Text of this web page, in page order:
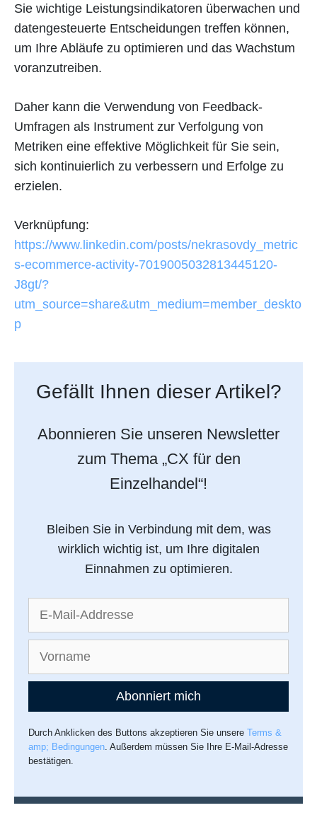
Sie wichtige Leistungsindikatoren überwachen und
datengesteuerte Entscheidungen treffen können,
um Ihre Abläufe zu optimieren und das Wachstum
voranzutreiben.
Daher kann die Verwendung von Feedback-
Umfragen als Instrument zur Verfolgung von
Metriken eine effektive Möglichkeit für Sie sein,
sich kontinuierlich zu verbessern und Erfolge zu
erzielen.
Verknüpfung:
https://www.linkedin.com/posts/nekrasovdy_metric
s-ecommerce-activity-7019005032813445120-
J8gt/?
utm_source=share&utm_medium=member_deskto
p
Gefällt Ihnen dieser Artikel?
Abonnieren Sie unseren Newsletter
zum Thema „CX für den
Einzelhandel“!
Bleiben Sie in Verbindung mit dem, was
wirklich wichtig ist, um Ihre digitalen
Einnahmen zu optimieren.
Abonniert mich
Durch Anklicken des Buttons akzeptieren Sie unsereTerms &
amp; Bedingungen. Außerdem müssen Sie Ihre E-Mail-Adresse
bestätigen.